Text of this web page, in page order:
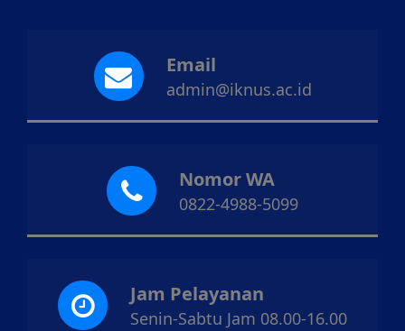
Email
admin@iknus.ac.id
Nomor WA
0822-4988-5099
Jam Pelayanan
Senin-Sabtu Jam 08.00-16.00